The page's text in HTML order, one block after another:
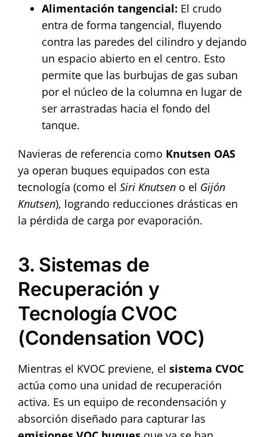
Alimentación tangencial: El crudo
entra de forma tangencial, fluyendo
contra las paredes del cilindro y dejando
un espacio abierto en el centro. Esto
permite que las burbujas de gas suban
por el núcleo de la columna en lugar de
ser arrastradas hacia el fondo del
tanque.
Navieras de referencia como Knutsen OAS
ya operan buques equipados con esta
tecnología (como el Siri Knutseno el Gijón
Knutsen), logrando reducciones drásticas en
la pérdida de carga por evaporación.
3. Sistemas de
Recuperación y
Tecnología CVOC
(Condensation VOC)
Mientras el KVOC previene, el sistema CVOC
actúa como una unidad de recuperación
activa. Es un equipo de recondensación y
absorción diseñado para capturar las